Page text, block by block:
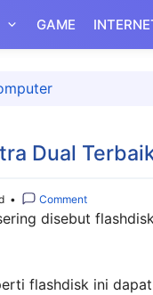
GAME
Dual
• Comment
disebut
flashdisk ini